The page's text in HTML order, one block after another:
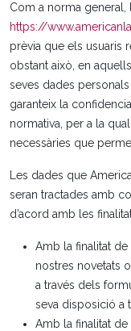
Com a norma
https://
prèvia que els usuaris
obstant això, en
seves dades
garanteix la
normativa, per a la
necessàries que
Les dades que
seran tractades amb
d’acord amb les
Amb la finalitat de
nostres novetats
a través dels
seva disposició a
Amb la finalitat